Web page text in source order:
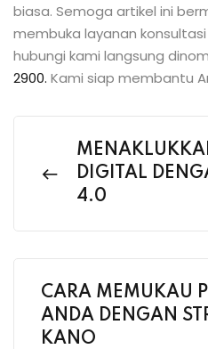
biasa. Semoga artikel ini
membuka layanan
hubungi kami langsung
2900. Kami siap membantu
DIGITAL
4.0
CARA MEMUKAU
ANDA DENGAN
KANO